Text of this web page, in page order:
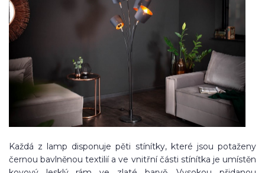
Každá z lamp disponuje pěti stínítky, které jsou potaženy
černou bavlněnou textilií a ve vnitřní části stínítka je umístěn